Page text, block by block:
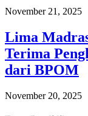
November 21, 2025
Lima
Terima
dari BPOM
November 20, 2025